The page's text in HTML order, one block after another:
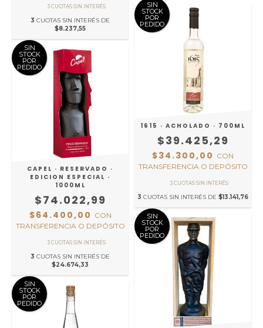
3 CUOTAS SIN INTERÉS DE
$8.237,55
SIN
STOCK
POR
PEDIDO
CAPEL · RESERVADO ·
EDICION ESPECIAL ·
1000ML
$74.022,99
$64.400,00 CON
TRANSFERENCIA O DEPÓSITO
3 CUOTAS SIN INTERÉS DE
$24.674,33
SIN
STOCK
POR
PEDIDO
1615 · ACHOLADO · 700ML
$39.425,29
$34.300,00 CON
TRANSFERENCIA O DEPÓSITO
3 CUOTAS SIN INTERÉS DE $13.141,76
SIN
STOCK
POR
PEDIDO
SIN
STOCK
POR
PEDIDO